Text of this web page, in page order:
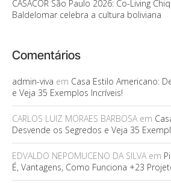
CASACOR São Paulo 2026: Co-Living
Baldelomar celebra a cultura boliviana
Comentários
admin-viva em Casa Estilo Americano:
e Veja 35 Exemplos Incríveis!
CARLOS LUIZ MORAES BARBOSAem
Desvende os Segredos e Veja 35
EDVALDO NEPOMUCENO DA SILVAem
É, Vantagens, Como Funciona +23